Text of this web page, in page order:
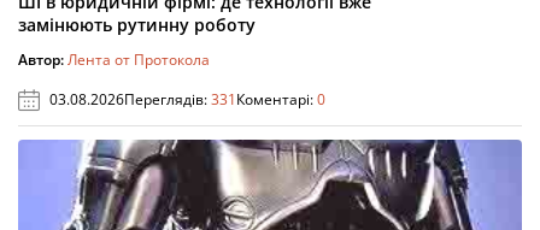
замінюють рутинну роботу
Автор:Лента от Протокола
03.08.2026Переглядів:331Коментарі:0